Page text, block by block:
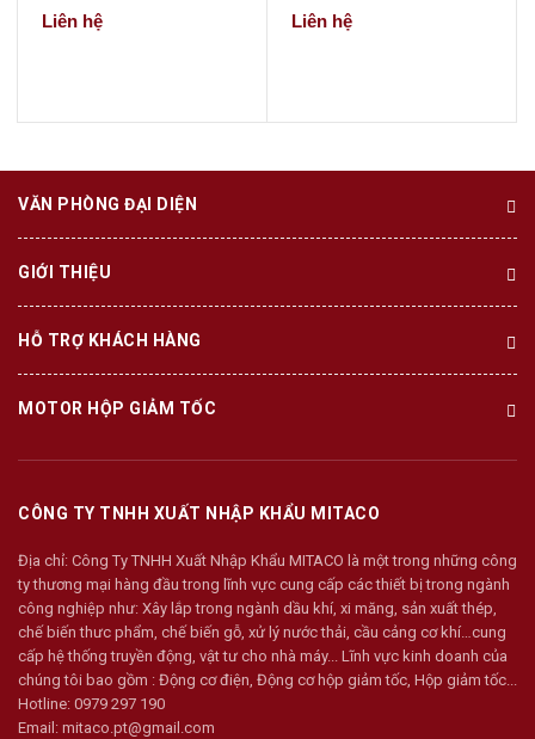
Liên hệ Liên hệ
VĂN PHÒNG ĐẠI DIỆN
GIỚI THIỆU
HỖ TRỢ KHÁCH HÀNG
MOTOR HỘP GIẢM TỐC
CÔNG TY TNHH XUẤT NHẬP KHẨU MITACO
Địa chỉ: Công Ty TNHH Xuất Nhập Khẩu MITACO là một trong những công
ty thương mại hàng đầu trong lĩnh vực cung cấp các thiết bị trong ngành
công nghiệp như: Xây lắp trong ngành dầu khí, xi măng, sản xuất thép,
chế biến thưc phẩm, chế biến gỗ, xử lý nước thải, cầu cảng cơ khí…cung
cấp hệ thống truyền động, vật tư cho nhà máy... Lĩnh vực kinh doanh của
chúng tôi bao gồm : Động cơ điện, Động cơ hộp giảm tốc, Hộp giảm tốc...
Hotline: 0979 297 190
Email: mitaco.pt@gmail.com